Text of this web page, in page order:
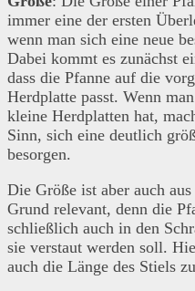
immer eine der ersten
wenn man sich eine neue
Dabei kommt es zunächst
dass die Pfanne auf die
Herdplatte passt. Wenn
kleine Herdplatten hat,
Sinn, sich eine deutlich
besorgen.
Die Größe ist aber auch
Grund relevant, denn die
schließlich auch in den
sie verstaut werden soll.
auch die Länge des Stiels